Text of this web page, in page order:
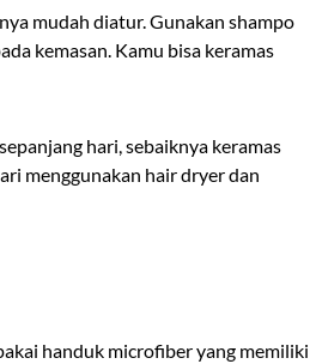
mudah diatur. Gunakan shampo
kemasan. Kamu bisa keramas
hari, sebaiknya keramas
menggunakan hair dryer dan
handuk microfiber yang memiliki